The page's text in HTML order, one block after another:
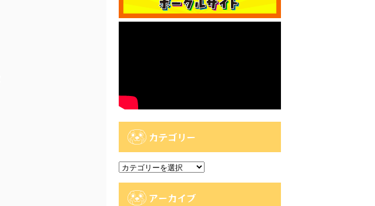
カテゴリー
カ
アーカイブ